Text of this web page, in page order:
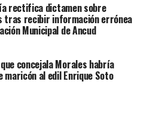
rectifica dictamen sobre
tras recibir información errónea
Municipal de Ancud
concejala Morales habría
maricón al edil Enrique Soto